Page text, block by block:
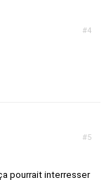
#4
#5
pourrait interresser